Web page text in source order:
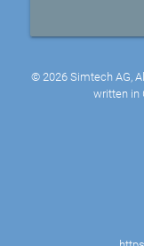
© 2026 Simtech AG,
written in